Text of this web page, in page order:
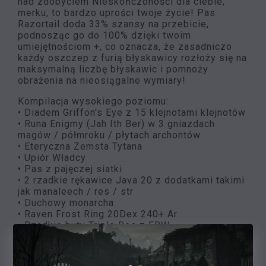
merku, to bardzo uprości twoje życie! Pas
Razortail doda 33% szansy na przebicie,
podnosząc go do 100% dzięki twoim
umiejętnościom +, co oznacza, że zasadniczo
każdy oszczep z furią błyskawicy rozłoży się na
maksymalną liczbę błyskawic i pomnoży
obrażenia na nieosiągalne wymiary!
Kompilacja wysokiego poziomu:
• Diadem Griffon's Eye z 15 klejnotami klejnotów
• Runa Enigmy (Jah Ith Ber) w 3 gniazdach
magów / półmroku / płytach archontów
• Eteryczna Zemsta Tytana
• Upiór Władcy
• Pas z pajęczej siatki
• 2 rzadkie rękawice Java 20 z dodatkami takimi
jak manaleech / res / str
• Duchowy monarcha
• Raven Frost Ring 20Dex 240+ Ar
• Rzadkie buty Triple Res z FRW
• Słowo runiczne Call to Arms + słowo runiczne
Phoenix Monarch na przełączniku
• Amazonka pochodnia